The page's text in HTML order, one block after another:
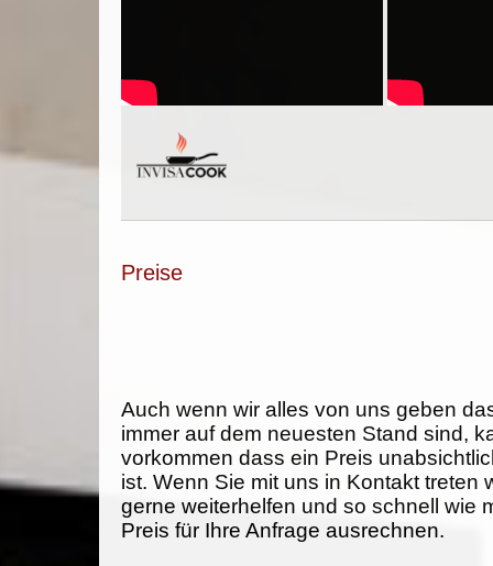
Preise
Auch wenn wir alles von uns geben
immer auf dem neuesten Stand sind,
vorkommen dass ein Preis
ist. Wenn Sie mit uns in Kontakt treten
gerne weiterhelfen und so schnell wie
Preis für Ihre Anfrage ausrechnen.